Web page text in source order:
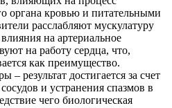
органа кровью и питательными
расслабляют мускулатуру
на артериальное
на работу сердца, что,
как преимущество.
– результат достигается за счет
и устранения спазмов в
чего биологическая